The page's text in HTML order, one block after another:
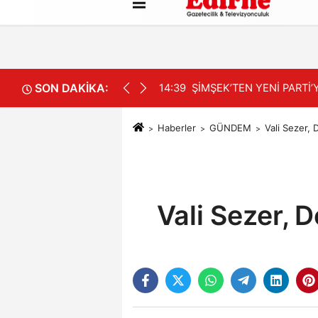
İletişim Çerez Politikası
SON DAKİKA: 14:15 AKALIN; “AYAKKABI
Haberler GÜNDEM Vali Sezer,
Vali Sezer,